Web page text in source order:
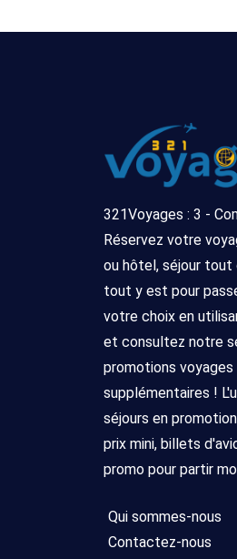
321Voyages : 3 -
Réservez votre
ou hôtel, séjour tout
tout y est pour
votre choix en
et consultez notre
promotions
supplémentaires !
séjours en
prix mini, billets
promo pour partir
Qui sommes-nous
Contactez-nous